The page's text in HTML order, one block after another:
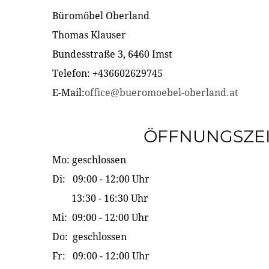
Büromöbel Oberland
Thomas Klauser
Bundesstraße 3, 6460 Imst
Telefon: +436602629745
E-Mail:office@bueromoebel-oberland.at
Mo: geschlossen
Di: 09:00 - 12:00 Uhr
13:30 - 16:30 Uhr
Mi: 09:00 - 12:00 Uhr
Do: geschlossen
Fr: 09:00 - 12:00 Uhr